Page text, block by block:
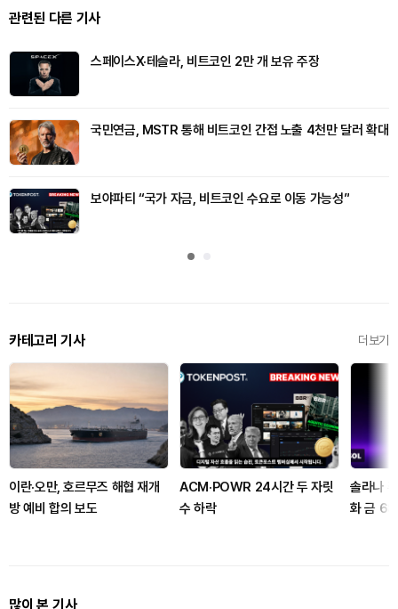
관련된 다른 기사
스페이스X·테슬라, 비트코인 2만 개 보유 주장
국민연금, MSTR 통해 비트코인 간접 노출 4천만 달러 확대
보야파티 “국가 자금, 비트코인 수요로 이동 가능성”
카테고리 기사 더보기
이란·오만, 호르무즈 해협 재개
방 예비 합의 보도
ACM·POWR 24시간 두 자릿
수 하락
솔라나
화 금
많이 본 기사